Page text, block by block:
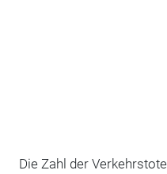
Die Zahl der